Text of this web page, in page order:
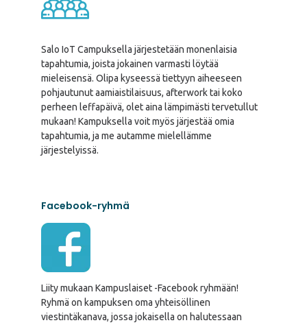
Salo IoT Campuksella järjestetään monenlaisia
tapahtumia, joista jokainen varmasti löytää
mieleisensä. Olipa kyseessä tiettyyn aiheeseen
pohjautunut aamiaistilaisuus, afterwork tai koko
perheen leffapäivä, olet aina lämpimästi tervetullut
mukaan! Kampuksella voit myös järjestää omia
tapahtumia, ja me autamme mielellämme
järjestelyissä.
Facebook-ryhmä
Liity mukaan Kampuslaiset -Facebook ryhmään!
Ryhmä on kampuksen oma yhteisöllinen
viestintäkanava, jossa jokaisella on halutessaan